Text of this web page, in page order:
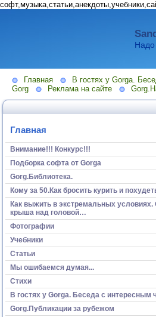
Надо
Главная
В гостях у Gorga.
Gorg
Реклама на сайте
Главная
Внимание!!! Конкурс!!!
Подборка софта от Gorga
Gorg.Библиотека.
Кому за 50.Как бросить курить и
Как выжить в экстремальных условиях.
крыша над головой…
Фотографии
Учебники
Статьи
Мы ошибаемся думая...
Стихи
В гостях у Gorga. Беседа с интересным
Gorg.Публикации за рубежом